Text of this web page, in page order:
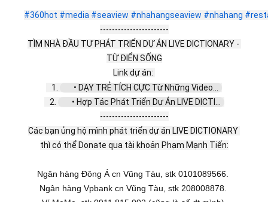
#360hot #media #seaview #nhahangseaview #nhahang
-----------------------
TÌM NHÀ ĐẦU TƯ PHÁT TRIỂN DỰ ÁN LIVE DICTIONARY -
TỪ ĐIỂN SỐNG
Link dự án:
   1.
• DẠY TRẺ TÍCH CỰC Từ Những Video...
   2.
• Hợp Tác Phát Triển Dự Án LIVE DICTI...
-----------------------
Các bạn ủng hộ mình phát triển dự án LIVE DICTIONARY
thì có thể Donate qua tài khoản Phạm Mạnh Tiến:
Ngân hàng Đông Á cn Vũng Tàu, stk 0101089566.
Ngân hàng Vpbank cn Vũng Tàu, stk 208008878.